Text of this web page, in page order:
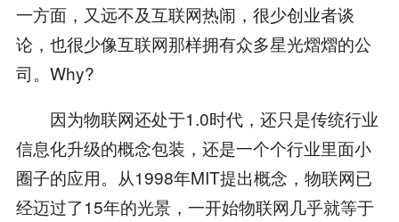
一方面，又远不及互联网热闹，很少创业者谈
论，也很少像互联网那样拥有众多星光熠熠的公
司。Why?
因为物联网还处于1.0时代，还只是传统行业
信息化升级的概念包装，还是一个个行业里面小
圈子的应用。从1998年MIT提出概念，物联网已
经迈过了15年的光景，一开始物联网几乎就等于